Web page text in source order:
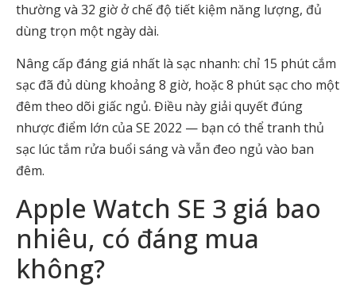
thường và 32 giờ ở chế độ tiết kiệm năng lượng, đủ
dùng trọn một ngày dài.
Nâng cấp đáng giá nhất là sạc nhanh: chỉ 15 phút cắm
sạc đã đủ dùng khoảng 8 giờ, hoặc 8 phút sạc cho một
đêm theo dõi giấc ngủ. Điều này giải quyết đúng
nhược điểm lớn của SE 2022 — bạn có thể tranh thủ
sạc lúc tắm rửa buổi sáng và vẫn đeo ngủ vào ban
đêm.
Apple Watch SE 3 giá bao
nhiêu, có đáng mua
không?